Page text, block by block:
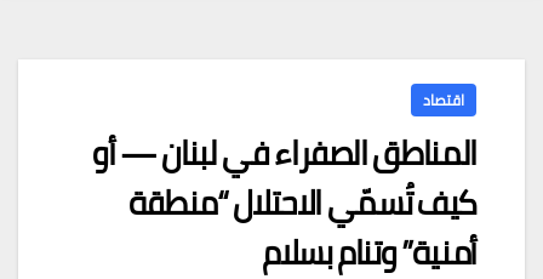
اقتصاد
المناطق الصفراء في لبنان — أو
كيف تُسمّي الاحتلال “منطقة
أمنية” وتنام بسلام